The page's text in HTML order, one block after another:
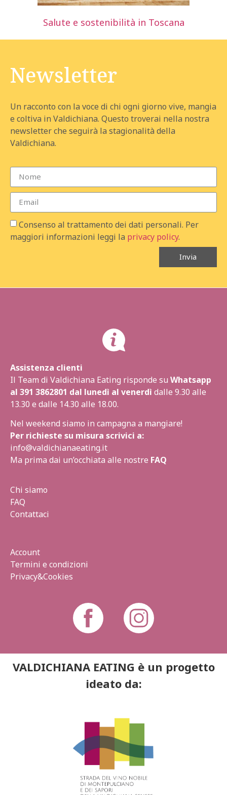
Salute e sostenibilità in Toscana
Newsletter
Un racconto con la voce di chi ogni giorno vive, mangia
e coltiva in Valdichiana. Questo troverai nella nostra
newsletter che seguirà la stagionalità della
Valdichiana.
Consenso al trattamento dei dati personali. Per
maggiori informazioni leggi la privacy policy.
Invia
Assistenza clienti
Il Team di Valdichiana Eating risponde su Whatsapp
al 391 3862801 dal lunedì al venerdì dalle 9.30 alle
13.30 e dalle 14.30 alle 18.00.
Nel weekend siamo in campagna a mangiare!
Per richieste su misura scrivici a:
info@valdichianaeating.it
Ma prima dai un’occhiata alle nostre FAQ
Chi siamo
FAQ
Contattaci
Account
Termini e condizioni
Privacy&Cookies
VALDICHIANA EATING è un progetto
ideato da: